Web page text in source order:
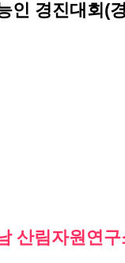
인 경진대회(
산림자원연